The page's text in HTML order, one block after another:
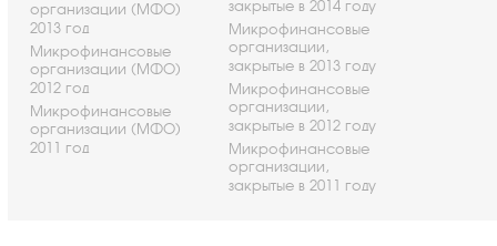
организации (МФО)
2013 год
Микрофинансовые
организации (МФО)
2012 год
Микрофинансовые
организации (МФО)
2011 год
закрытые в 2014 году
Микрофинансовые
организации,
закрытые в 2013 году
Микрофинансовые
организации,
закрытые в 2012 году
Микрофинансовые
организации,
закрытые в 2011 году